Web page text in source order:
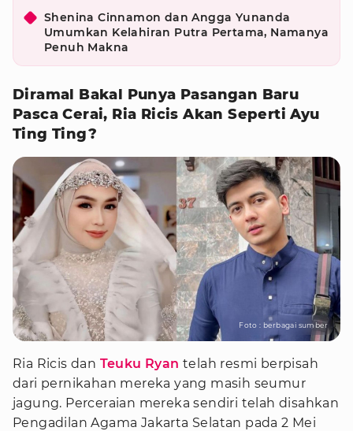
Shenina Cinnamon dan Angga Yunanda
Umumkan Kelahiran Putra Pertama, Namanya
Penuh Makna
Diramal Bakal Punya Pasangan Baru
Pasca Cerai, Ria Ricis Akan Seperti Ayu
Ting Ting?
Foto : berbagai sumber
Ria Ricis dan Teuku Ryan telah resmi berpisah
dari pernikahan mereka yang masih seumur
jagung. Perceraian mereka sendiri telah disahkan
Pengadilan Agama Jakarta Selatan pada 2 Mei